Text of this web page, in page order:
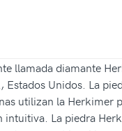
llamada diamante
Estados Unidos. La
utilizan la
La piedra